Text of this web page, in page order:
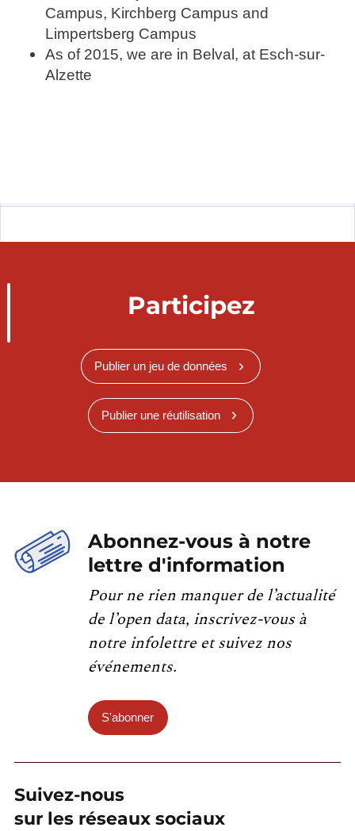
Campus, Kirchberg Campus and
Limpertsberg Campus
As of 2015, we are in Belval, at Esch-sur-
Alzette
Participez
Publier un jeu de données
Publier une réutilisation
Abonnez-vous à notre
lettre d'information
Pour ne rien manquer de l’actualité
de l’open data, inscrivez-vous à
notre infolettre et suivez nos
événements.
S'abonner
Suivez-nous
sur les réseaux sociaux